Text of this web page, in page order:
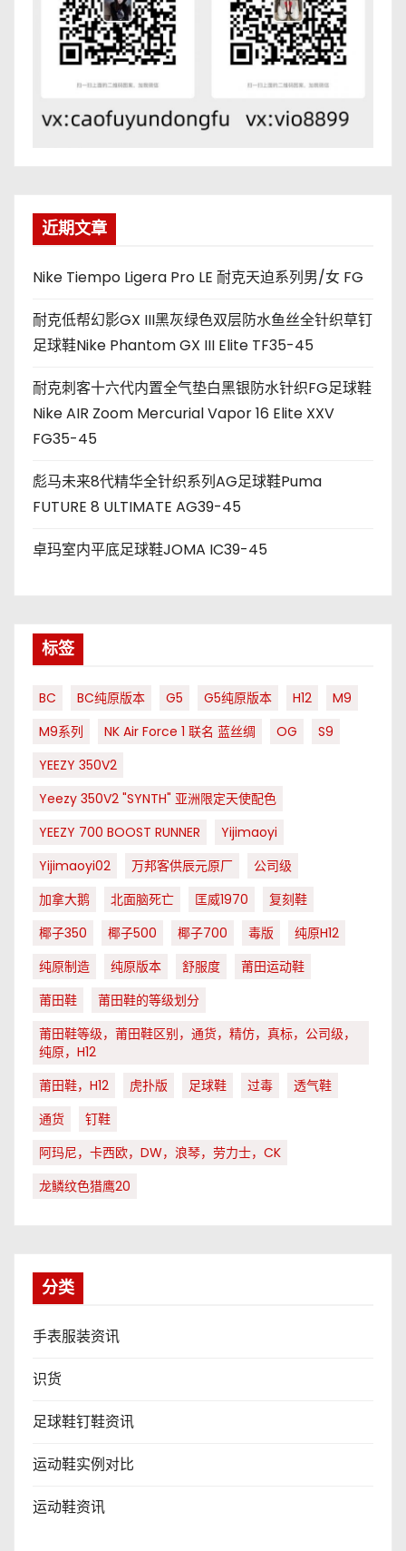
近期文章
Nike Tiempo Ligera Pro LE 耐克天迫系列男/女 FG
耐克低帮幻影GX III黑灰绿色双层防水鱼丝全针织草钉
足球鞋Nike Phantom GX III Elite TF35-45
耐克刺客十六代内置全气垫白黑银防水针织FG足球鞋
Nike AIR Zoom Mercurial Vapor 16 Elite XXV
FG35-45
彪马未来8代精华全针织系列AG足球鞋Puma
FUTURE 8 ULTIMATE AG39-45
卓玛室内平底足球鞋JOMA IC39-45
标签
BC BC纯原版本 G5 G5纯原版本 H12
M9
M9系列
NK Air Force 1 联名 蓝丝绸 OG
S9
YEEZY 350V2
Yeezy 350V2 "SYNTH" 亚洲限定天使配色
YEEZY 700 BOOST RUNNER
Yijimaoyi
Yijimaoyi02
万邦客供辰元原厂
公司级
加拿大鹅
北面脑死亡 匡威1970
复刻鞋
椰子350
椰子500 椰子700 毒版
纯原H12
纯原制造
纯原版本 舒服度
莆田运动鞋
莆田鞋
莆田鞋的等级划分
莆田鞋等级，莆田鞋区别，通货，精仿，真标，公司级，
纯原，H12
莆田鞋，H12
虎扑版 足球鞋 过毒
透气鞋
通货
钉鞋
阿玛尼，卡西欧，DW，浪琴，劳力士，CK
龙鳞纹色猎鹰20
分类
手表服装资讯
识货
足球鞋钉鞋资讯
运动鞋实例对比
运动鞋资讯